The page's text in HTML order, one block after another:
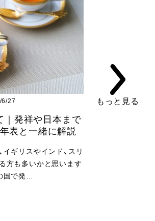
6/27
｜発祥や日本まで
表と一緒に解説
ギリスやインド、スリ
方も多いかと思います
国で発…
もっと見る